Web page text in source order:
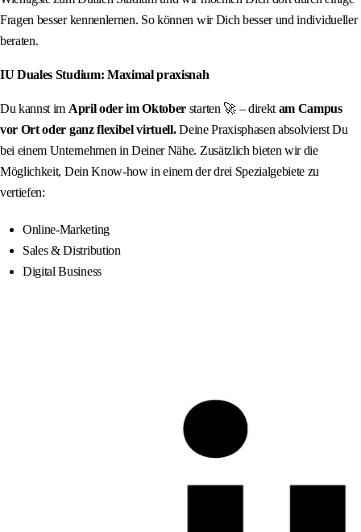
Fragen besser kennenlernen. So können wir Dich besser und individueller
beraten.
IU Duales Studium: Maximal praxisnah
Du kannst im April oder im Oktober starten 🚀 – direkt am Campus
vor Ort oder ganz flexibel virtuell.Deine Praxisphasen absolvierst Du
bei einem Unternehmen in Deiner Nähe. Zusätzlich bieten wir die
Möglichkeit, Dein Know-how in einem der drei Spezialgebiete zu
vertiefen:
Online-Marketing
Sales & Distribution
Digital Business